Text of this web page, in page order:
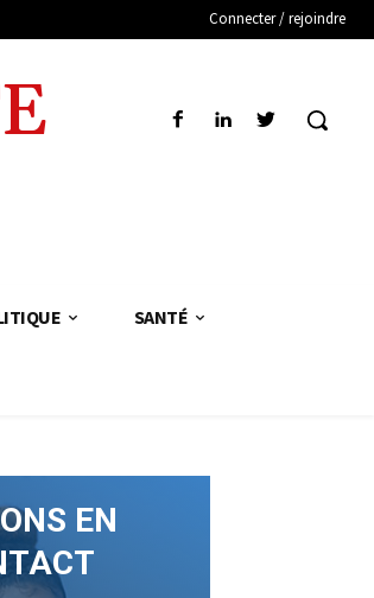
Connecter / rejoindre
SANTÉ
EN